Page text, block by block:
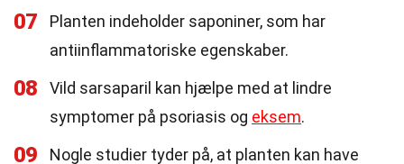
07
Planten indeholder saponiner, som har
antiinflammatoriske egenskaber.
08
Vild sarsaparil kan hjælpe med at lindre
symptomer på psoriasis og eksem.
09 Nogle studier tyder på, at planten kan have